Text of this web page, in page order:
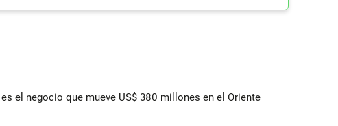
el negocio que mueve US$ 380 millones en el Oriente